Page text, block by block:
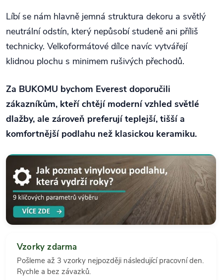
Líbí se nám hlavně jemná struktura dekoru a světlý
neutrální odstín, který nepůsobí studeně ani příliš
technicky. Velkoformátové dílce navíc vytvářejí
klidnou plochu s minimem rušivých přechodů.
Za BUKOMU bychom Everest doporučili
zákazníkům, kteří chtějí moderní vzhled světlé
dlažby, ale zároveň preferují teplejší, tišší a
komfortnější podlahu než klasickou keramiku.
Vzorky zdarma
Pošleme až 3 vzorky nejpozději následující pracovní den.
Rychle a bez závazků.